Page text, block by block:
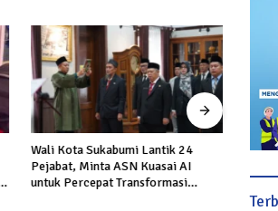
Wali Kota Sukabumi Lantik 24
Pejabat, Minta ASN Kuasai AI
untuk Percepat Transformasi